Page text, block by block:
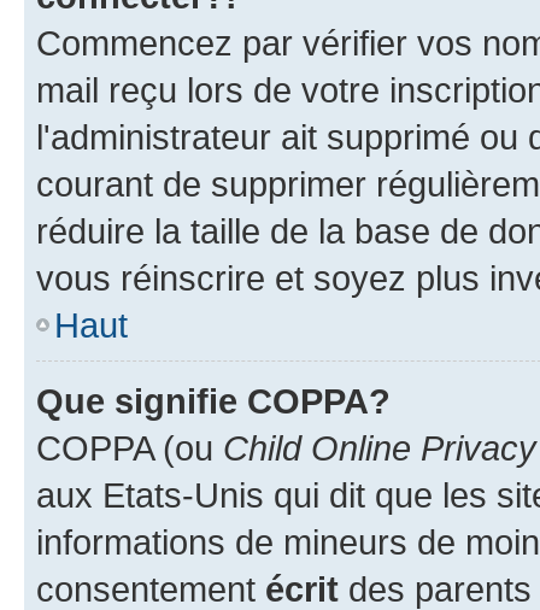
Commencez par vérifier vos
mail reçu lors de votre
l'administrateur ait supprimé ou
courant de supprimer
réduire la taille de la base de
vous réinscrire et soyez plus
Haut
Que signifie COPPA?
COPPA (ou Child Online
aux Etats-Unis qui dit que les
informations de mineurs de
consentement écrit des